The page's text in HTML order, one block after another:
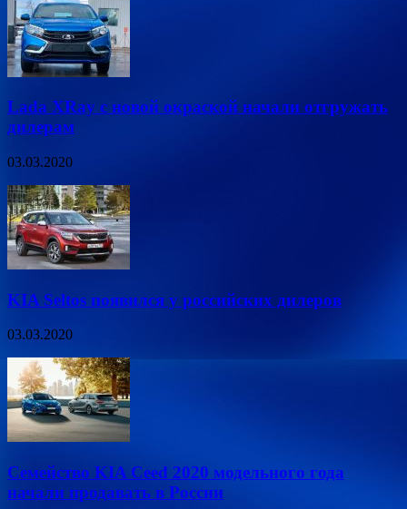
Lada XRay с новой окраской начали отгружать
дилерам
03.03.2020
KIA Seltos появился у российских дилеров
03.03.2020
Семейство KIA Ceed 2020 модельного года
начали продавать в России